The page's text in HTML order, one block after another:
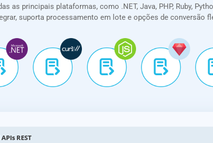
as principais plataformas, como .NET, Java, PHP, Ruby,
suporta processamento em lote e opções de conversão
REST